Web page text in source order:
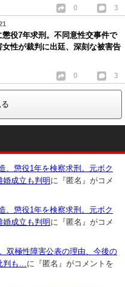
0 3
役7年求刑。不同意性交事件で
性が裁判に出廷、深刻な被害告
0 3
、懲役1年を検察求刑。元ボク
成立も判明 に『匿名』がコメ
、懲役1年を検察求刑。元ボク
成立も判明 に『匿名』がコメ
双極性障害公表の理由、今後の
判も…に『匿名』がコメントを